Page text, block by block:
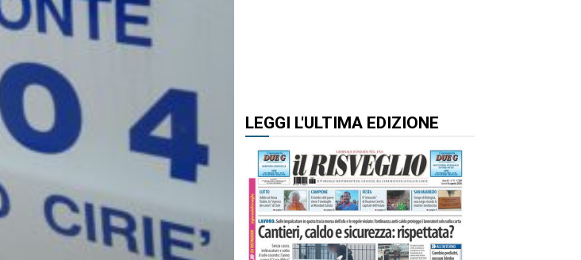
LEGGI L'ULTIMA EDIZIONE